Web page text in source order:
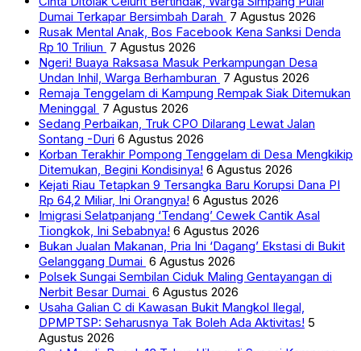
Dumai Terkapar Bersimbah Darah 7 Agustus 2026
Rusak Mental Anak, Bos Facebook Kena Sanksi Denda
Rp 10 Triliun 7 Agustus 2026
Ngeri! Buaya Raksasa Masuk Perkampungan Desa
Undan Inhil, Warga Berhamburan 7 Agustus 2026
Remaja Tenggelam di Kampung Rempak Siak Ditemukan
Meninggal 7 Agustus 2026
Sedang Perbaikan, Truk CPO Dilarang Lewat Jalan
Sontang -Duri 6 Agustus 2026
Korban Terakhir Pompong Tenggelam di Desa Mengkikip
Ditemukan, Begini Kondisinya! 6 Agustus 2026
Kejati Riau Tetapkan 9 Tersangka Baru Korupsi Dana PI
Rp 64,2 Miliar, Ini Orangnya! 6 Agustus 2026
Imigrasi Selatpanjang ‘Tendang’ Cewek Cantik Asal
Tiongkok, Ini Sebabnya! 6 Agustus 2026
Bukan Jualan Makanan, Pria Ini ‘Dagang’ Ekstasi di Bukit
Gelanggang Dumai 6 Agustus 2026
Polsek Sungai Sembilan Ciduk Maling Gentayangan di
Nerbit Besar Dumai 6 Agustus 2026
Usaha Galian C di Kawasan Bukit Mangkol Ilegal,
DPMPTSP: Seharusnya Tak Boleh Ada Aktivitas! 5
Agustus 2026